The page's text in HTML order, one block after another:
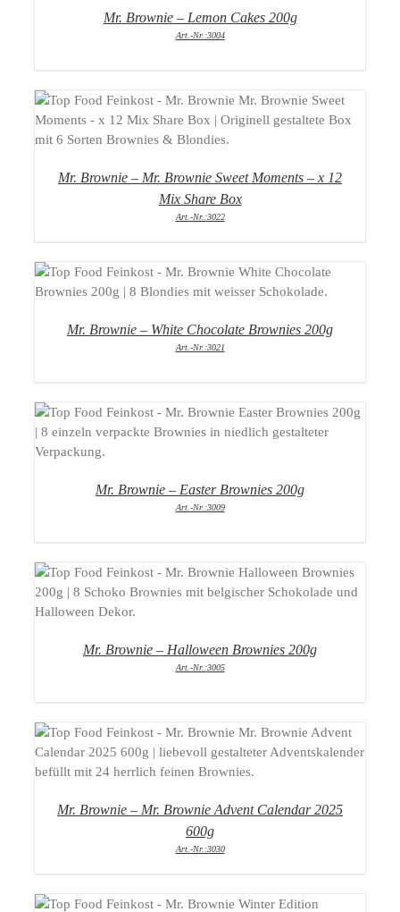
Mr. Brownie – Lemon Cakes 200g
Art.-Nr.:3004
DETAILS
Mr. Brownie – Mr. Brownie Sweet Moments – x 12
Mix Share Box
Art.-Nr.:3022
DETAILS
Mr. Brownie – White Chocolate Brownies 200g
Art.-Nr.:3021
DETAILS
Mr. Brownie – Easter Brownies 200g
Art.-Nr.:3009
DETAILS
Mr. Brownie – Halloween Brownies 200g
Art.-Nr.:3005
DETAILS
Mr. Brownie – Mr. Brownie Advent Calendar 2025
600g
Art.-Nr.:3030